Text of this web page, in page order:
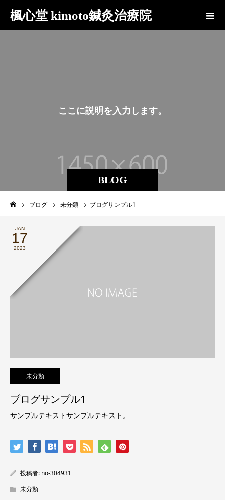
楓心堂 kimoto鍼灸治療院
BLOG
こ こ に説明 を 入 力 し ま す。
ブログ 未分類 ブログサンプル1
JAN
17
2023
未分類
ブログサンプル1
サンプルテキストサンプルテキスト。
投稿者: no-304931
未分類